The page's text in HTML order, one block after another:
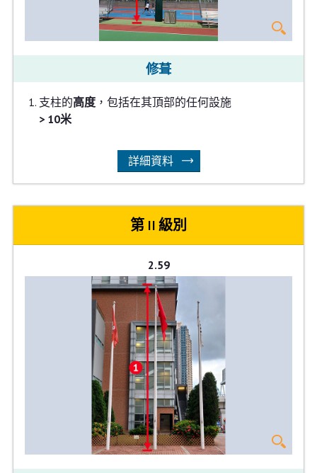
修葺
支柱的高度，包括在其頂部的任何設施
> 10米
詳細資料
第 II 級別
2.59